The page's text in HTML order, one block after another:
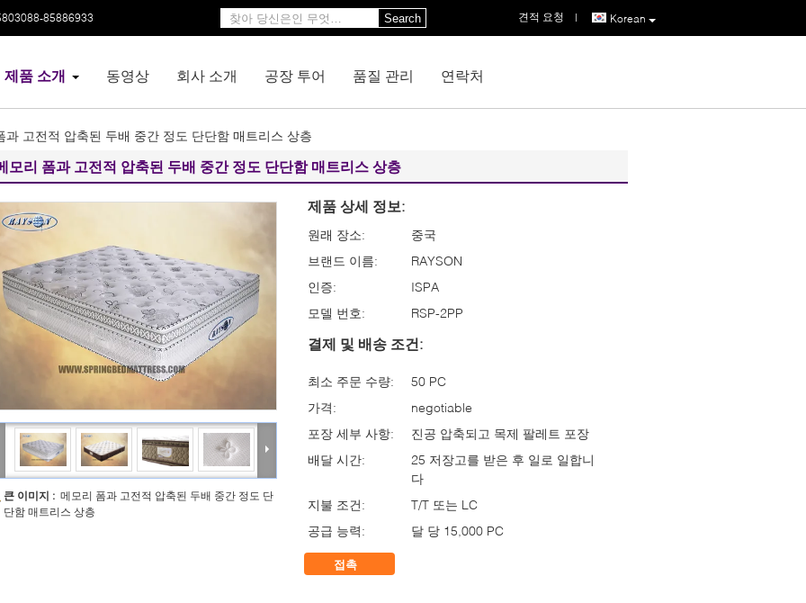
85886933 Korean
견적 요청 |
Search
제품 소개 동영상 회사 소개 공장 투어 품질 관리 연락처
과 고전적 압축된 두배 중간 정도 단단함 매트리스 상층
모리 폼과 고전적 압축된 두배 중간 정도 단단함 매트리스 상층
큰 이미지 : 메모리 폼과 고전적 압축된 두배 중간 정도 단
단함 매트리스 상층
제품 상세 정보:
원래 장소:
중국
브랜드 이름:
RAYSON
인증:
ISPA
모델 번호:
RSP-2PP
결제 및 배송 조건:
최소 주문 수량:
50 PC
가격:
negotiable
포장 세부 사항:
진공 압축되고 목제 팔레트 포장
배달 시간:
25 저장고를 받은 후 일로 일합니
다
지불 조건:
T/T 또는 LC
공급 능력:
달 당 15,000 PC
접촉